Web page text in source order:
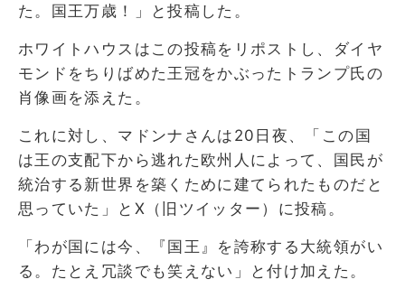
た。国王万歳！」と投稿した。
ホワイトハウスはこの投稿をリポストし、ダイヤ
モンドをちりばめた王冠をかぶったトランプ氏の
肖像画を添えた。
これに対し、マドンナさんは20日夜、「この国
は王の支配下から逃れた欧州人によって、国民が
統治する新世界を築くために建てられたものだと
思っていた」とX（旧ツイッター）に投稿。
「わが国には今、『国王』を誇称する大統領がい
る。たとえ冗談でも笑えない」と付け加えた。